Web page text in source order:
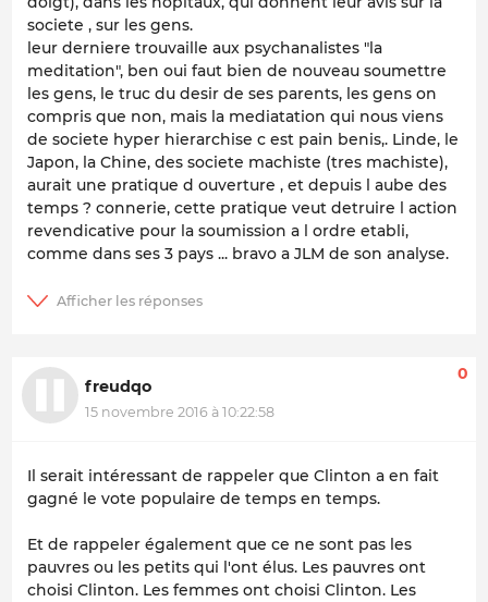
societe , sur les gens.
leur derniere trouvaille aux psychanalistes "la
meditation", ben oui faut bien de nouveau soumettre
les gens, le truc du desir de ses parents, les gens on
compris que non, mais la mediatation qui nous viens
de societe hyper hierarchise c est pain benis,. Linde, le
Japon, la Chine, des societe machiste (tres machiste),
aurait une pratique d ouverture , et depuis l aube des
temps ? connerie, cette pratique veut detruire l action
revendicative pour la soumission a l ordre etabli,
comme dans ses 3 pays ... bravo a JLM de son analyse.
freudqo
15 novembre 2016 à 10:22:58
0
Il serait intéressant de rappeler que Clinton a en fait
gagné le vote populaire de temps en temps.
Et de rappeler également que ce ne sont pas les
pauvres ou les petits qui l'ont élus. Les pauvres ont
choisi Clinton. Les femmes ont choisi Clinton. Les